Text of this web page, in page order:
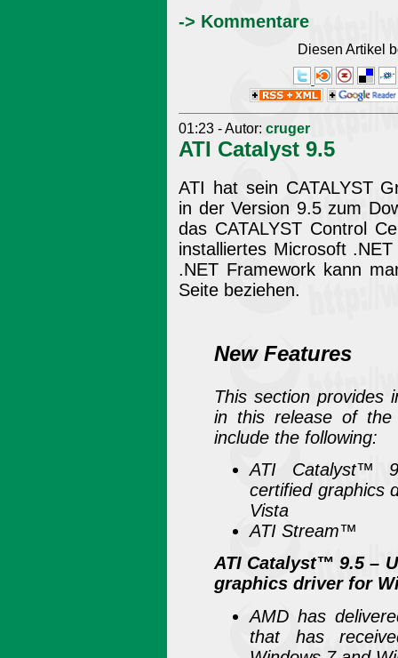
-> Kommentare
Diesen Artikel
01:23 - Autor: cruger
ATI Catalyst 9.5
ATI hat sein CATALYST
in der Version 9.5 zum
das CATALYST Control
installiertes Microsoft
.NET Framework kann
Seite beziehen.
New Features
This section provides
in this release of the
include the following:
ATI Catalyst™
certified graphics
Vista
ATI Stream™
ATI Catalyst™ 9.5 –
graphics driver for
AMD has
that has